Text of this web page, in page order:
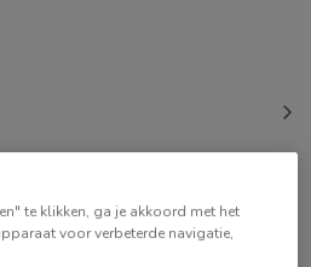
te klikken, ga je akkoord met het
voor verbeterde navigatie,